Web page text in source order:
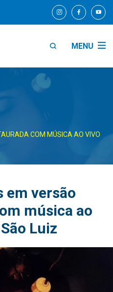
MENU
COM MÚSICA AO VIVO
em versão
música ao
Luiz